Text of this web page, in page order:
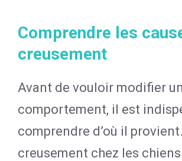
Comprendre les
creusement
Avant de vouloir modifier un
comportement, il est
comprendre d’où il
creusement chez les